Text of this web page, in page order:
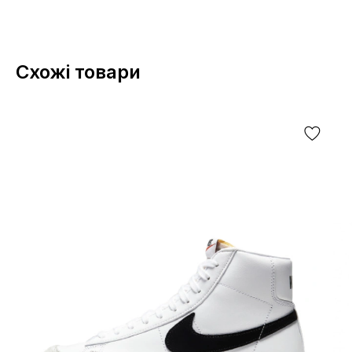
Схожі товари